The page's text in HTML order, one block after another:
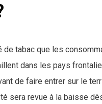
de tabac que les
dans les pays
de faire entrer sur le
sera revue à la baisse